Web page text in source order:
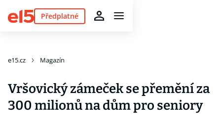
Předplatné
e15.cz Magazín
Vršovický zámeček se přemění za
300 milionů na dům pro seniory